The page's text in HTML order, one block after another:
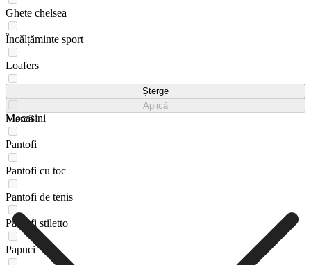
Ghete chelsea
Încălțăminte sport
Loafers
Mocasini
Pantofi
Pantofi cu toc
Pantofi de tenis
Pantofi stiletto
Papuci
Șterge
Aplică
Marcă